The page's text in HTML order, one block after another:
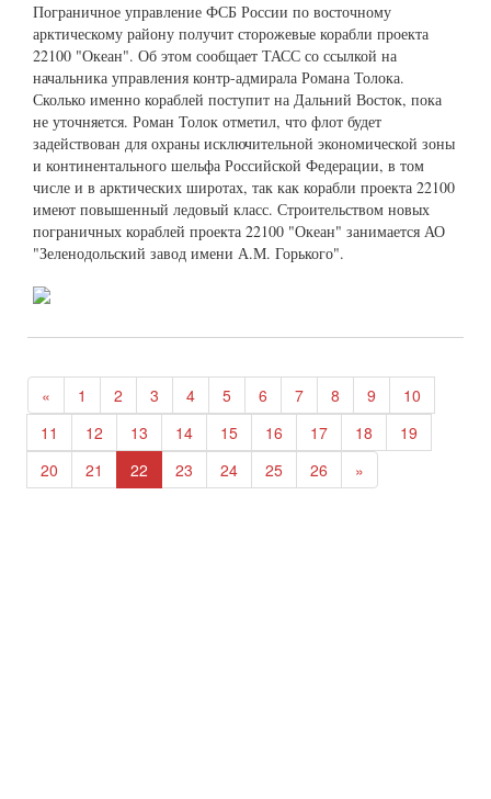
Пограничное управление ФСБ России по восточному
арктическому району получит сторожевые корабли проекта
22100 "Океан". Об этом сообщает ТАСС со ссылкой на
начальника управления контр-адмирала Романа Толока.
Сколько именно кораблей поступит на Дальний Восток, пока
не уточняется. Роман Толок отметил, что флот будет
задействован для охраны исключительной экономической зоны
и континентального шельфа Российской Федерации, в том
числе и в арктических широтах, так как корабли проекта 22100
имеют повышенный ледовый класс. Строительством новых
пограничных кораблей проекта 22100 "Океан" занимается АО
"Зеленодольский завод имени А.М. Горького".
« 1 2 3 4 5 6 7 8 9
10
11
12 13 14 15 16 17 18
19
20
21 22 23 24 25 26 »